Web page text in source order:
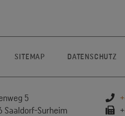
SITEMAP DATENSCHUTZ
5
Saaldorf-Surheim